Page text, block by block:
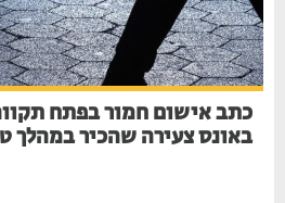
כתב אישום חמור בפתח תקווה:
באונס צעירה שהכיר במהלך טיול